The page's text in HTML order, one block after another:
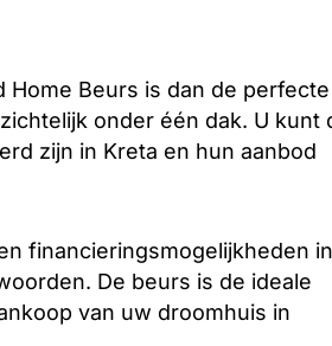
Home Beurs is dan de perfecte
onder één dak. U kunt
zijn in Kreta en hun aanbod
financieringsmogelijkheden in
De beurs is de ideale
van uw droomhuis in